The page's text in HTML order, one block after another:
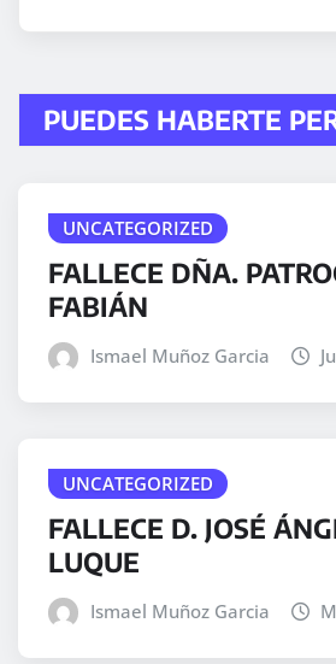
PUEDES HABERTE
UNCATEGORIZED
FALLECE DÑA.
FABIÁN
Ismael Muñoz Garcia
UNCATEGORIZED
FALLECE D. JOSÉ
LUQUE
Ismael Muñoz Garcia